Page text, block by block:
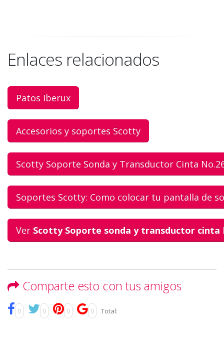
Enlaces relacionados
Patos Iberux
Accesorios y soportes Scotty
Scotty Soporte Sonda y Transductor Cinta
Soportes Scotty: Como colocar tu pantalla de
Ver Scotty Soporte sonda y transductor cinta
Comparte esto con tus amigos
0 0 0 0 Total: